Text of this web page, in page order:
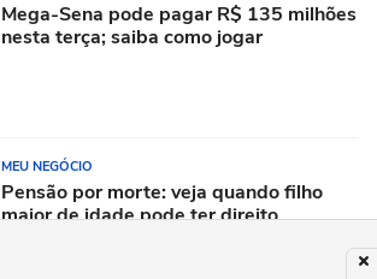
Mega-Sena pode pagar R$ 135 milhões
nesta terça; saiba como jogar
MEU NEGÓCIO
Pensão por morte: veja quando filho
maior de idade pode ter direito